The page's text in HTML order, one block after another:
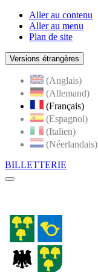
Aller au contenu
Aller au menu
Plan de site
Versions étrangères
(Anglais)
(Allemand)
(Français)
(Espagnol)
(Italien)
(Néerlandais)
BILLETTERIE
Menu